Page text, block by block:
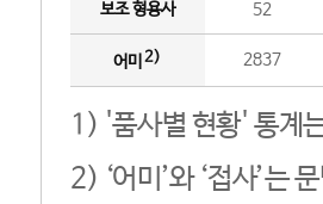
보조 형용사 52
어미 2) 2837
1) '품사별 현황' 통계
2) ‘어미’와 ‘접사’는